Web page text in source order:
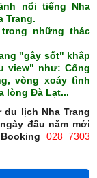
nổi tiếng Nha
Trang.
những thác
"gây sốt" khắp
view" như: Cổng
vòng xoáy tình
lòng Đà Lạt...
lịch Nha Trang
đầu năm mới
028 7303